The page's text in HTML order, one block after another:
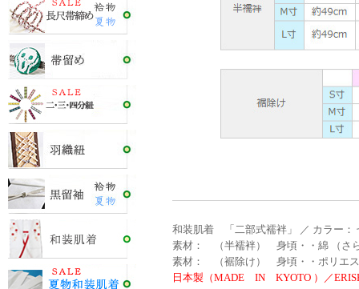
和装肌着 「二部式襦袢」 ／ カラー：
素材： （半襦袢） 身頃・・綿 （さ
素材： （裾除け） 身頃・・ポリエス
日本製（MADE IN KYOTO ）／